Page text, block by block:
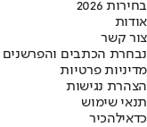
בחירות 2026
אודות
צור קשר
נבחרת הכתבים והפרשנים
מדיניות פרטיות
הצהרת נגישות
תנאי שימוש
כדאילהכיר